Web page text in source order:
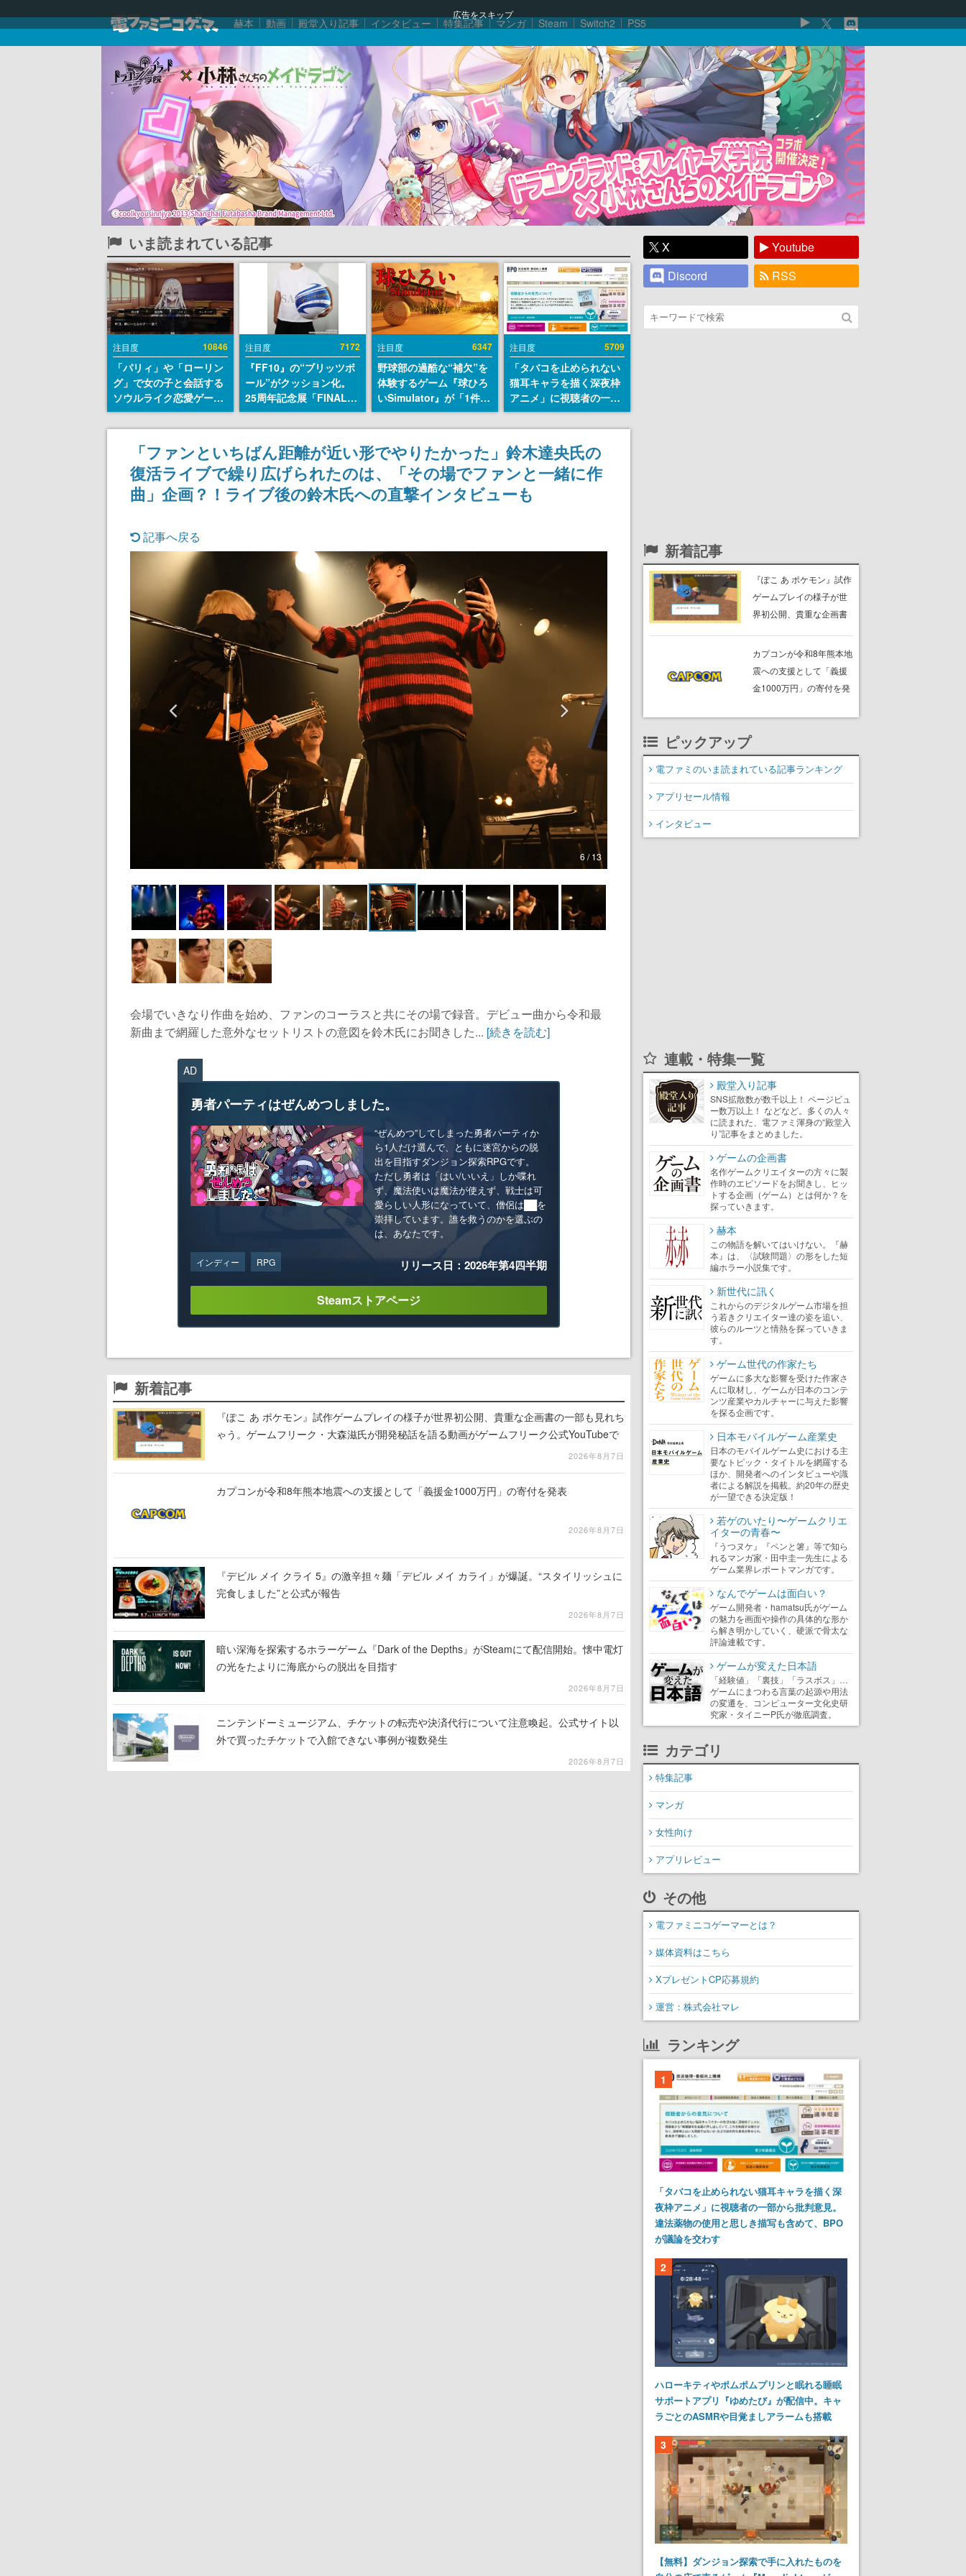
広告をスキップ
赫本 動画 殿堂入り記事 インタビュー 特集記事 マンガ Steam Switch2 PS5
いま読まれている記事
注目度 10846
「パリィ」や「ローリン
グ」で女の子と会話する
ソウルライク恋愛ゲーム
『小早川さんはソウルラ
イク』無料公開。返事に
失敗すると「YOU
DIED」
注目度 7172
『FF10』の“ブリッツボ
ール”がクッション化。
25周年記念展「FINAL
FANTASY X MUSEUM-
幻光の記憶-」のグッズ情
報が一部公開
注目度 6347
野球部の過酷な“補欠”を
体験するゲーム『球ひろ
いSimulator』が「1件」
のウィッシュリストをも
とにチェコ語に対応し
SNSで話題に。『キング
ダム・カム』開発元やチ
ェコのプロ野球選手から
称賛の声
注目度 5709
「タバコを止められない
猫耳キャラを描く深夜枠
アニメ」に視聴者の一部
から批判意見。違法薬物
の使用と思しき描写も含
めて、BPOが議論を交わ
す
「ファンといちばん距離が近い形でやりたかった」鈴木達央氏の
復活ライブで繰り広げられたのは、「その場でファンと一緒に作
曲」企画？！ライブ後の鈴木氏への直撃インタビューも
記事へ戻る
6 / 13
会場でいきなり作曲を始め、ファンのコーラスと共にその場で録音。デビュー曲から令和最
新曲まで網羅した意外なセットリストの意図を鈴木氏にお聞きした... [続きを読む]
AD
勇者パーティはぜんめつしました。
“ぜんめつ”してしまった勇者パーティか
ら1人だけ選んで、ともに迷宮からの脱
出を目指すダンジョン探索RPGです。
ただし勇者は「はい/いいえ」しか喋れ
ず、魔法使いは魔法が使えず、戦士は可
愛らしい人形になっていて、僧侶は██を
崇拝しています。誰を救うのかを選ぶの
は、あなたです。
インディー RPG リリース日：2026年第4四半期
Steamストアページ
新着記事
『ぽこ あ ポケモン』試作ゲームプレイの様子が世界初公開、貴重な企画書の一部も見れち
ゃう。ゲームフリーク・大森滋氏が開発秘話を語る動画がゲームフリーク公式YouTubeで
2026年8月7日
カプコンが令和8年熊本地震への支援として「義援金1000万円」の寄付を発表
2026年8月7日
『デビル メイ クライ 5』の激辛担々麺「デビル メイ カライ」が爆誕。“スタイリッシュに
完食しました”と公式が報告
2026年8月7日
暗い深海を探索するホラーゲーム『Dark of the Depths』がSteamにて配信開始。懐中電灯
の光をたよりに海底からの脱出を目指す
2026年8月7日
ニンテンドーミュージアム、チケットの転売や決済代行について注意喚起。公式サイト以
外で買ったチケットで入館できない事例が複数発生
2026年8月7日
X
Youtube
Discord
RSS
新着記事
『ぽこ あ ポケモン』試作
ゲームプレイの様子が世
界初公開、貴重な企画書
ームフリーク・大森滋氏
が開発秘話を語る動画が
ゲームフリーク公式
カプコンが令和8年熊本地
震への支援として「義援
金1000万円」の寄付を発
ピックアップ
電ファミのいま読まれている記事ランキング
アプリセール情報
インタビュー
連載・特集一覧
殿堂入り記事
SNS拡散数が数千以上！ ページビュ
ー数万以上！ などなど。多くの人々
に読まれた、電ファミ渾身の“殿堂入
り”記事をまとめました。
ゲームの企画書
名作ゲームクリエイターの方々に製
作時のエピソードをお聞きし、ヒッ
トする企画（ゲーム）とは何か？を
探っていきます。
赫本
この物語を解いてはいけない。『赫
本』は、〈試験問題〉の形をした短
編ホラー小説集です。
新世代に訊く
これからのデジタルゲーム市場を担
う若きクリエイター達の姿を追い、
彼らのルーツと情熱を探っていきま
す。
ゲーム世代の作家たち
ゲームに多大な影響を受けた作家さ
んに取材し、ゲームが日本のコンテ
ンツ産業やカルチャーに与えた影響
を探る企画です。
日本モバイルゲーム産業史
日本のモバイルゲーム史における主
要なトピック・タイトルを網羅する
ほか、開発者へのインタビューや識
者による解説を掲載。約20年の歴史
が一望できる決定版！
若ゲのいたり〜ゲームクリエ
イターの青春〜
『うつヌケ』『ペンと箸』等で知ら
れるマンガ家・田中圭一先生による
ゲーム業界レポートマンガです。
なんでゲームは面白い？
ゲーム開発者・hamatsu氏がゲーム
の魅力を画面や操作の具体的な形か
ら解き明かしていく、硬派で骨太な
評論連載です。
ゲームが変えた日本語
「経験値」「裏技」「ラスボス」…
ゲームにまつわる言葉の起源や用法
の変遷を、コンピューター文化史研
究家・タイニーP氏が徹底調査。
カテゴリ
特集記事
マンガ
女性向け
アプリレビュー
その他
電ファミニコゲーマーとは？
媒体資料はこちら
XプレゼントCP応募規約
運営：株式会社マレ
ランキング
1
「タバコを止められない猫耳キャラを描く深
夜枠アニメ」に視聴者の一部から批判意見。
違法薬物の使用と思しき描写も含めて、BPO
が議論を交わす
2
ハローキティやポムポムプリンと眠れる睡眠
サポートアプリ『ゆめたび』が配信中。キャ
ラごとのASMRや目覚ましアラームも搭載
3
【無料】ダンジョン探索で手に入れたものを